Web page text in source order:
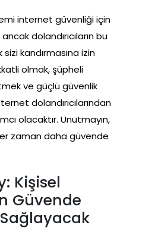
internet güvenliği için
dolandırıcıların bu
kandırmasına izin
olmak, şüpheli
ve güçlü güvenlik
dolandırıcılarından
olacaktır. Unutmayın,
zaman daha güvende
Kişisel
Güvende
Sağlayacak